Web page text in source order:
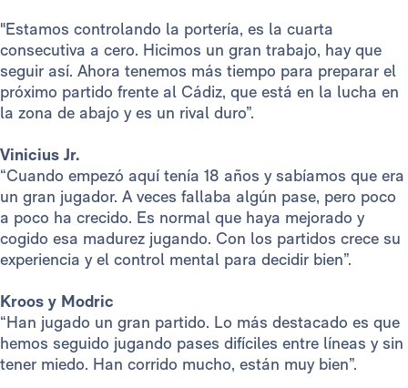
"Estamos controlando la portería, es la cuarta
consecutiva a cero. Hicimos un gran trabajo, hay que
seguir así. Ahora tenemos más tiempo para preparar el
próximo partido frente al Cádiz, que está en la lucha en
la zona de abajo y es un rival duro”.
Vinicius Jr.
“Cuando empezó aquí tenía 18 años y sabíamos que era
un gran jugador. A veces fallaba algún pase, pero poco
a poco ha crecido. Es normal que haya mejorado y
cogido esa madurez jugando. Con los partidos crece su
experiencia y el control mental para decidir bien”.
Kroos y Modric
“Han jugado un gran partido. Lo más destacado es que
hemos seguido jugando pases difíciles entre líneas y sin
tener miedo. Han corrido mucho, están muy bien”.